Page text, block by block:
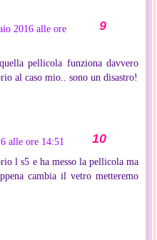
2016 alle ore
pellicola funziona davvero
al caso mio.. sono un disastro!
alle ore 14:51
l s5 e ha messo la pellicola ma
cambia il vetro metteremo